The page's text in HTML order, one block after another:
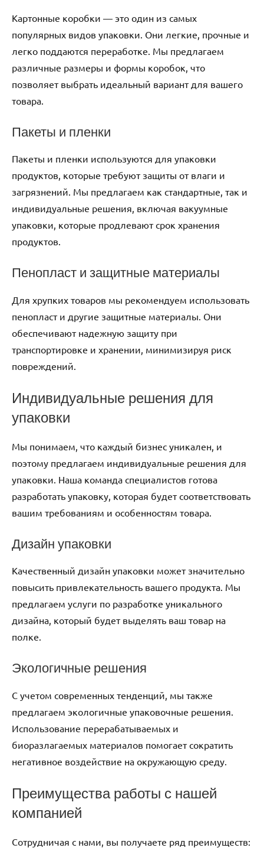
Картонные коробки — это один из самых
популярных видов упаковки. Они легкие, прочные и
легко поддаются переработке. Мы предлагаем
различные размеры и формы коробок, что
позволяет выбрать идеальный вариант для вашего
товара.
Пакеты и пленки
Пакеты и пленки используются для упаковки
продуктов, которые требуют защиты от влаги и
загрязнений. Мы предлагаем как стандартные, так и
индивидуальные решения, включая вакуумные
упаковки, которые продлевают срок хранения
продуктов.
Пенопласт и защитные материалы
Для хрупких товаров мы рекомендуем использовать
пенопласт и другие защитные материалы. Они
обеспечивают надежную защиту при
транспортировке и хранении, минимизируя риск
повреждений.
Индивидуальные решения для
упаковки
Мы понимаем, что каждый бизнес уникален, и
поэтому предлагаем индивидуальные решения для
упаковки. Наша команда специалистов готова
разработать упаковку, которая будет соответствовать
вашим требованиям и особенностям товара.
Дизайн упаковки
Качественный дизайн упаковки может значительно
повысить привлекательность вашего продукта. Мы
предлагаем услуги по разработке уникального
дизайна, который будет выделять ваш товар на
полке.
Экологичные решения
С учетом современных тенденций, мы также
предлагаем экологичные упаковочные решения.
Использование перерабатываемых и
биоразлагаемых материалов помогает сократить
негативное воздействие на окружающую среду.
Преимущества работы с нашей
компанией
Сотрудничая с нами, вы получаете ряд преимуществ: